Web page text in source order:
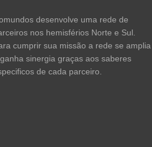
desenvolve uma rede de
nos hemisférios Norte e Sul.
cumprir sua missão a rede se amplia
sinergia graças aos saberes
de cada parceiro.